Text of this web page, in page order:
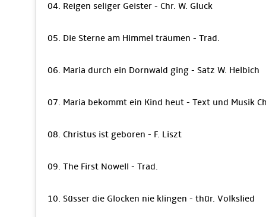
04. Reigen seliger Geister - Chr. W. Gluck
05. Die Sterne am Himmel träumen - Trad.
06. Maria durch ein Dornwald ging - Satz W. Helbich
07. Maria bekommt ein Kind heut - Text und Musik
08. Christus ist geboren - F. Liszt
09. The First Nowell - Trad.
10. Süsser die Glocken nie klingen - thür. Volkslied